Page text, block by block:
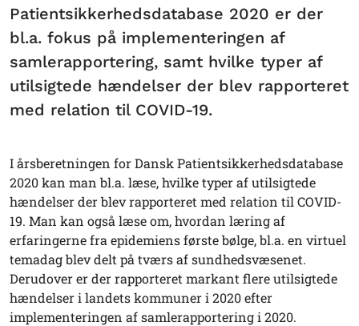
Patientsikkerhedsdatabase 2020 er der
bl.a. fokus på implementeringen af
samlerapportering, samt hvilke typer af
utilsigtede hændelser der blev rapporteret
med relation til COVID-19.
I årsberetningen for Dansk Patientsikkerhedsdatabase
2020 kan man bl.a. læse, hvilke typer af utilsigtede
hændelser der blev rapporteret med relation til COVID-
19. Man kan også læse om, hvordan læring af
erfaringerne fra epidemiens første bølge, bl.a. en virtuel
temadag blev delt på tværs af sundhedsvæsenet.
Derudover er der rapporteret markant flere utilsigtede
hændelser i landets kommuner i 2020 efter
implementeringen af samlerapportering i 2020.